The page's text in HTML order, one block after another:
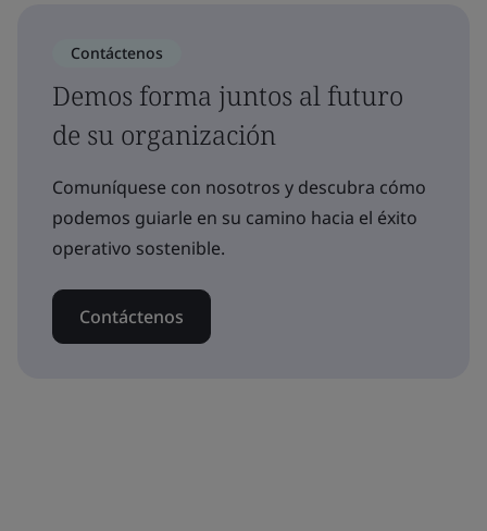
Contáctenos
Demos forma juntos al futuro
de su organización
Comuníquese con nosotros y descubra cómo
podemos guiarle en su camino hacia el éxito
operativo sostenible.
Contáctenos